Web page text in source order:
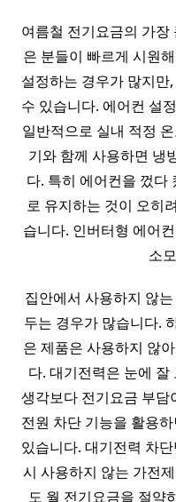
여름철 전기요금의 가
은 분들이 빠르게 시원
설정하는 경우가 많지만
수 있습니다. 에어컨 설
일반적으로 실내 적정
기와 함께 사용하면 냉
다. 특히 에어컨을 껐다
로 유지하는 것이 오히려
습니다. 인버터형 에어
소
집안에서 사용하지 않
두는 경우가 많습니다.
은 제품은 사용하지 않
다. 대기전력은 눈에
생각보다 전기요금 부담
전원 차단 기능을 활용
있습니다. 대기전력 차
시 사용하지 않는 가전
도 월 전기요금을 절약